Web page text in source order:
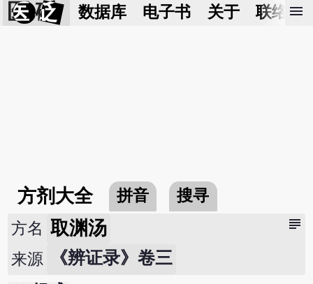
医 砭 数据库 电子书 关于 联络我
menu
方剂大全 拼音 搜寻
subject
方名 取渊汤
来源 《辨证录》卷三